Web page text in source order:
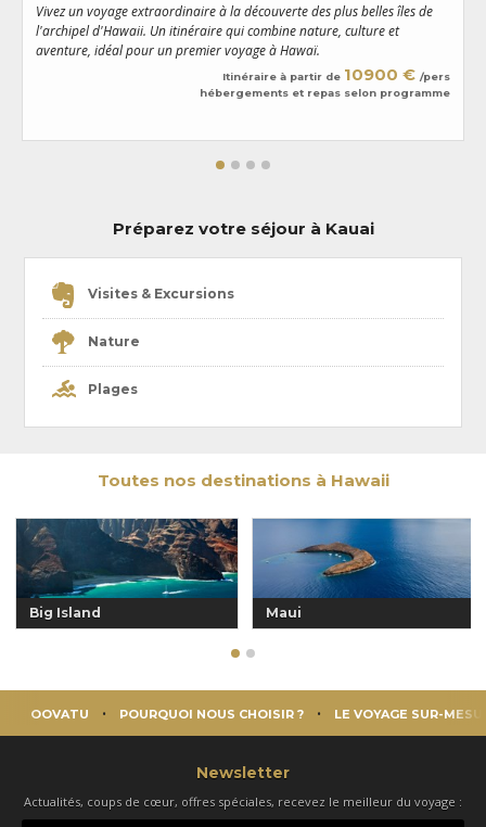
Vivez un voyage extraordinaire à la découverte des plus belles îles de
l'archipel d'Hawaii. Un itinéraire qui combine nature, culture et
aventure, idéal pour un premier voyage à Hawaï.
Itinéraire à partir de 10900 € /pers
hébergements et repas selon programme
Préparez votre séjour à Kauai
Visites & Excursions
Nature
Plages
Toutes nos destinations à Hawaii
Big Island Maui
OOVATU POURQUOI NOUS CHOISIR ? LE VOYAGE SUR-
Newsletter
Actualités, coups de cœur, offres spéciales, recevez le meilleur du voyage :